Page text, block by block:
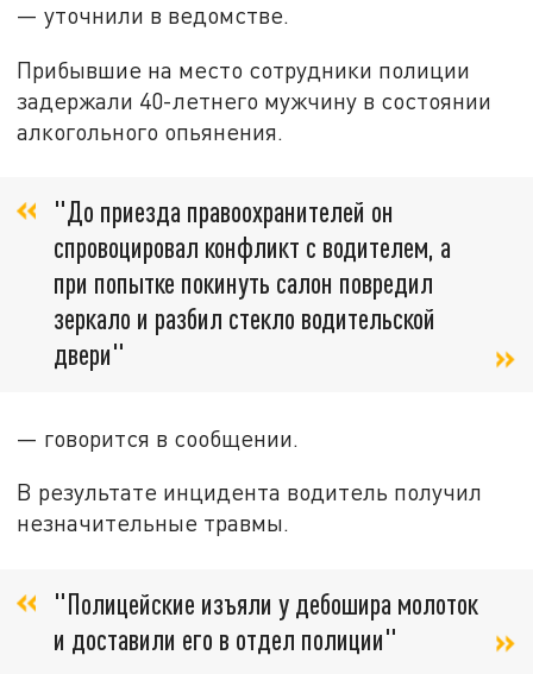
— уточнили в ведомстве.
Прибывшие на место сотрудники полиции
задержали 40-летнего мужчину в состоянии
алкогольного опьянения.
"До приезда правоохранителей он
спровоцировал конфликт с водителем, а
при попытке покинуть салон повредил
зеркало и разбил стекло водительской
двери"
— говорится в сообщении.
В результате инцидента водитель получил
незначительные травмы.
"Полицейские изъяли у дебошира молоток
и доставили его в отдел полиции"